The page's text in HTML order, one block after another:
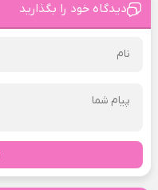
دیدگاه خود را بگذارید